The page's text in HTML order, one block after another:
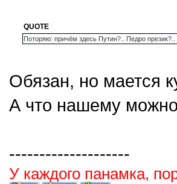
QUOTE
Поторяю: причём здесь Пyтин?.. Педро
Обязан, но мается
А что нашему
--------------------
У каждого панамка,